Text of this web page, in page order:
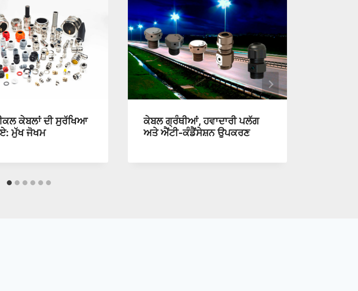
ਕੇਬਲਾਂ ਦੀ ਸੁਰੱਖਿਆ
ਮੁੱਖ ਜੋਖਮ
ਕੇਬਲ ਗ੍ਰੰਥੀਆਂ, ਹਵਾਦਾਰੀ ਪਲੱਗ
ਅਤੇ ਐਂਟੀ-ਕੰਡੈਂਸੇਸ਼ਨ ਉਪਕਰਣ